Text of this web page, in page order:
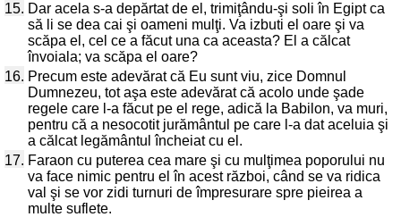
15. Dar acela s-a depărtat de el, trimiţându-şi soli în Egipt ca
să li se dea cai şi oameni mulţi. Va izbuti el oare şi va
scăpa el, cel ce a făcut una ca aceasta? El a călcat
învoiala; va scăpa el oare?
16. Precum este adevărat că Eu sunt viu, zice Domnul
Dumnezeu, tot aşa este adevărat că acolo unde şade
regele care l-a făcut pe el rege, adică la Babilon, va muri,
pentru că a nesocotit jurământul pe care l-a dat aceluia şi
a călcat legământul încheiat cu el.
17. Faraon cu puterea cea mare şi cu mulţimea poporului nu
va face nimic pentru el în acest război, când se va ridica
val şi se vor zidi turnuri de împresurare spre pieirea a
multe suflete.